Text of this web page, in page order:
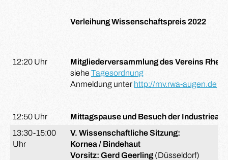
Verleihung Wissenschaftspreis 2022
12:20 Uhr
Mitgliederversammlung des Vereins
siehe Tagesordnung
Anmeldung unter http://mv.rwa-augen.de
12:50 Uhr
Mittagspause und Besuch der
13:30-15:00
Uhr
V. Wissenschaftliche Sitzung:
Kornea / Bindehaut
Vorsitz: Gerd Geerling(Düsseldorf)